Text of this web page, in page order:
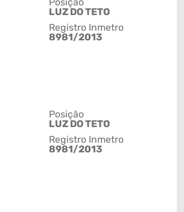
Posição
LUZ DO TETO
Registro Inmetro
8981/2013
Posição
LUZ DO TETO
Registro Inmetro
8981/2013